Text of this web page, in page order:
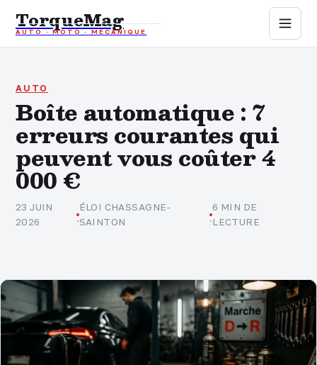
TorqueMag
AUTO · MOTO · MÉCANIQUE
Auto
Mécanique
Sports mécaniques
Assurance
AUTO
Boîte automatique : 7
erreurs courantes qui
peuvent vous coûter 4
000 €
23 JUIN
2026
·
ÉLOI CHASSAGNE-
SAINTON
·
6 MIN DE
LECTURE